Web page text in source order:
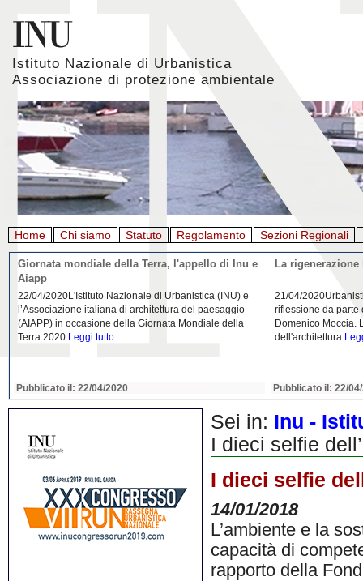
Istituto Nazionale di Urbanistica
Associazione di protezione ambientale
Home Chi siamo Statuto Regolamento Sezioni Regionali
Giornata mondiale della Terra, l'appello di Inu e
Aiapp
22/04/2020L'Istituto Nazionale di Urbanistica (INU) e
l’Associazione italiana di architettura del paesaggio
(AIAPP) in occasione della Giornata Mondiale della
Terra 2020 Leggi tutto
Pubblicato il: 22/04/2020
La
21/04/
riflessione da parte
Domenico Moccia.
dell'architettura
Pubblicato il: 22/
Sei in: Inu -
I dieci selfie
I dieci selfie
14/01/2018
L’ambiente e la
capacità di
rapporto della